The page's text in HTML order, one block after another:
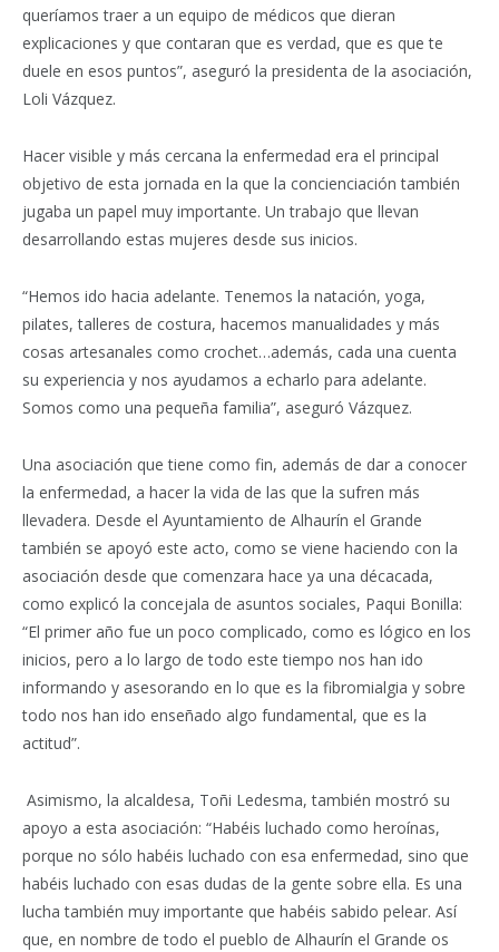
queríamos traer a un equipo de médicos que dieran
explicaciones y que contaran que es verdad, que es que te
duele en esos puntos”, aseguró la presidenta de la asociación,
Loli Vázquez.
Hacer visible y más cercana la enfermedad era el principal
objetivo de esta jornada en la que la concienciación también
jugaba un papel muy importante. Un trabajo que llevan
desarrollando estas mujeres desde sus inicios.
“Hemos ido hacia adelante. Tenemos la natación, yoga,
pilates, talleres de costura, hacemos manualidades y más
cosas artesanales como crochet…además, cada una cuenta
su experiencia y nos ayudamos a echarlo para adelante.
Somos como una pequeña familia”, aseguró Vázquez.
Una asociación que tiene como fin, además de dar a conocer
la enfermedad, a hacer la vida de las que la sufren más
llevadera. Desde el Ayuntamiento de Alhaurín el Grande
también se apoyó este acto, como se viene haciendo con la
asociación desde que comenzara hace ya una décacada,
como explicó la concejala de asuntos sociales, Paqui Bonilla:
“El primer año fue un poco complicado, como es lógico en los
inicios, pero a lo largo de todo este tiempo nos han ido
informando y asesorando en lo que es la fibromialgia y sobre
todo nos han ido enseñado algo fundamental, que es la
actitud”.
Asimismo, la alcaldesa, Toñi Ledesma, también mostró su
apoyo a esta asociación: “Habéis luchado como heroínas,
porque no sólo habéis luchado con esa enfermedad, sino que
habéis luchado con esas dudas de la gente sobre ella. Es una
lucha también muy importante que habéis sabido pelear. Así
que, en nombre de todo el pueblo de Alhaurín el Grande os